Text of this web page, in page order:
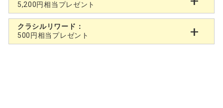
5,200円相当プレゼント
クラシルリワード：
500円相当プレゼント